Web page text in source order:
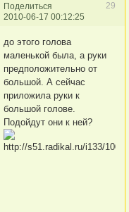
Поделиться
29
2010-06-17 00:12:25
до этого голова
маленькой была, а руки
предположительно от
большой. А сейчас
приложила руки к
большой голове.
Подойдут они к ней?